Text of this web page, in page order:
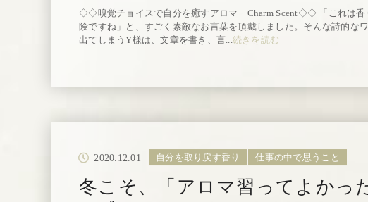
◇◇嗅覚チョイスで自分を癒すアロマ Charm Scent◇◇ 「これは香
険ですね」と、すごく素敵なお言葉を頂戴しました。そんな詩的な
出てしまうY様は、文章を書き、言...続きを読む
2020.12.01 自分を取り戻す香り 仕事の中で思うこと
冬こそ、「アロマ習ってよかっ